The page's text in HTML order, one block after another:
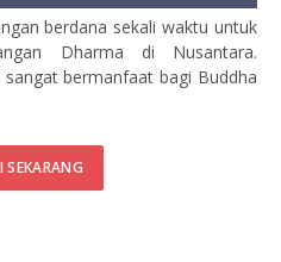
berdana sekali waktu untuk
Dharma di Nusantara.
bermanfaat bagi Buddha